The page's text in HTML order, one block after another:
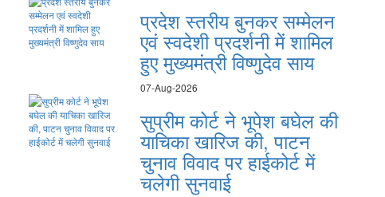
प्रदेश स्तरीय बुनकर सम्मेलन
एवं स्वदेशी प्रदर्शनी में शामिल
हुए मुख्यमंत्री विष्णुदेव साय
07-Aug-2026
सुप्रीम कोर्ट ने भूपेश बघेल की
याचिका खारिज की, पाटन
चुनाव विवाद पर हाईकोर्ट में
चलेगी सुनवाई